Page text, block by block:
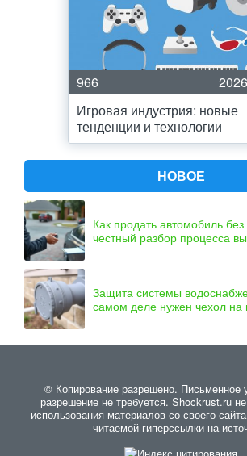
966
Игровая индустрия: новые
тенденции и технологии
НОВОЕ
Как продать автомобиль
честный разбор процесса
Защита системы
самом деле нужен чехол на
© Копирование разрешено. Письменное
разрешение не требуется. Shockrust.ru
использования материалов со своего
читаемой гиперссылки на